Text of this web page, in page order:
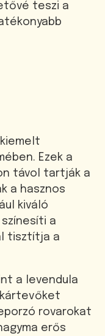
teszi a
Ezek a
távol tartják a
a hasznos
kiváló
a
tisztítja a
a levendula
rovarokat
erős